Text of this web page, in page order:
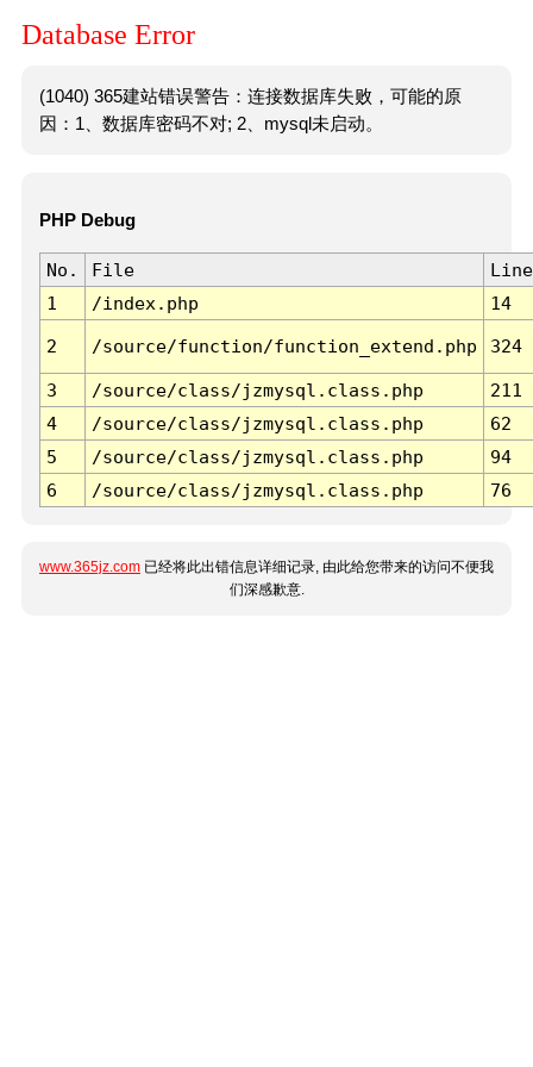
Database Error
(1040) 365建站错误警告：连接数据库失败，可能的原
因：1、数据库密码不对; 2、mysql未启动。
PHP Debug
No. File
Line
1
/index.php 14
2 /source/function/function_extend.php 324
3 /source/class/jzmysql.class.php
211
4
/source/class/jzmysql.class.php
62
5
/source/class/jzmysql.class.php
94
6
/source/class/jzmysql.class.php 76
www.365jz.com 已经将此出错信息详细记录, 由此给您带来的访问不便我
们深感歉意.